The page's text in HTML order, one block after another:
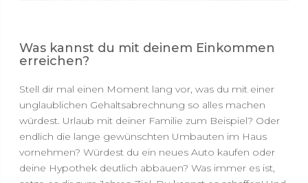
Was kannst du mit deinem Einkommen
erreichen?
Stell dir mal einen Moment lang vor, was du mit einer
unglaublichen Gehaltsabrechnung so alles machen
würdest. Urlaub mit deiner Familie zum Beispiel? Oder
endlich die lange gewünschten Umbauten im Haus
vornehmen? Würdest du ein neues Auto kaufen oder
deine Hypothek deutlich abbauen? Was immer es ist,